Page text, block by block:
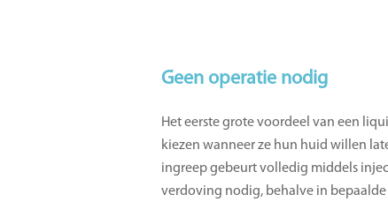
Geen operatie nodig
Het eerste grote voordeel van een
kiezen wanneer ze hun huid willen
ingreep gebeurt volledig middels
verdoving nodig, behalve in